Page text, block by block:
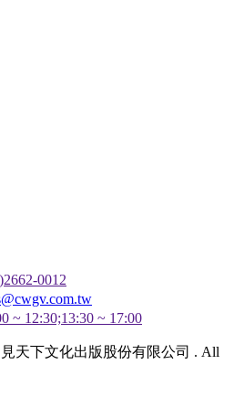
0012
~ 12:30;13:30 ~ 17:00
天下文化出版股份有限公司 . All